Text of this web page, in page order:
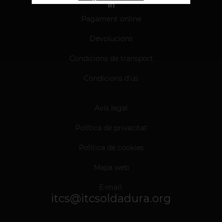
Pagament online
Devolucions
Condicions de transport
Condicions d'ús
Avís legal
Política de privacitat
Política de cookies
Mapa web
E-mail:
itcs@itcsoldadura.org